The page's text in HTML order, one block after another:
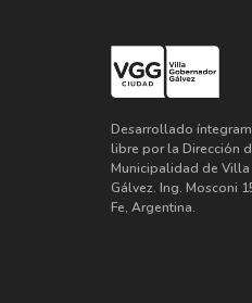
Desarrollado
libre por la Dirección
Municipalidad de
Gálvez. Ing. Mosconi
Fe, Argentina.